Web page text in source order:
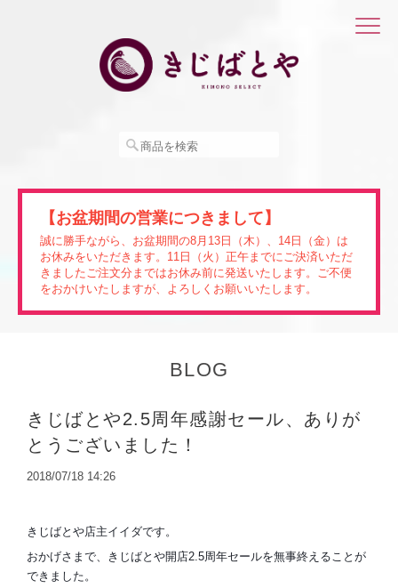
【お盆期間の営業につきまして】
誠に勝手ながら、お盆期間の8月13日（木）、14日（金）は
お休みをいただきます。11日（火）正午までにご決済いただ
きましたご注文分まではお休み前に発送いたします。ご不便
をおかけいたしますが、よろしくお願いいたします。
BLOG
きじばとや2.5周年感謝セール、ありが
とうございました！
2018/07/18 14:26
きじばとや店主イイダです。
おかげさまで、きじばとや開店2.5周年セールを無事終えることが
できました。